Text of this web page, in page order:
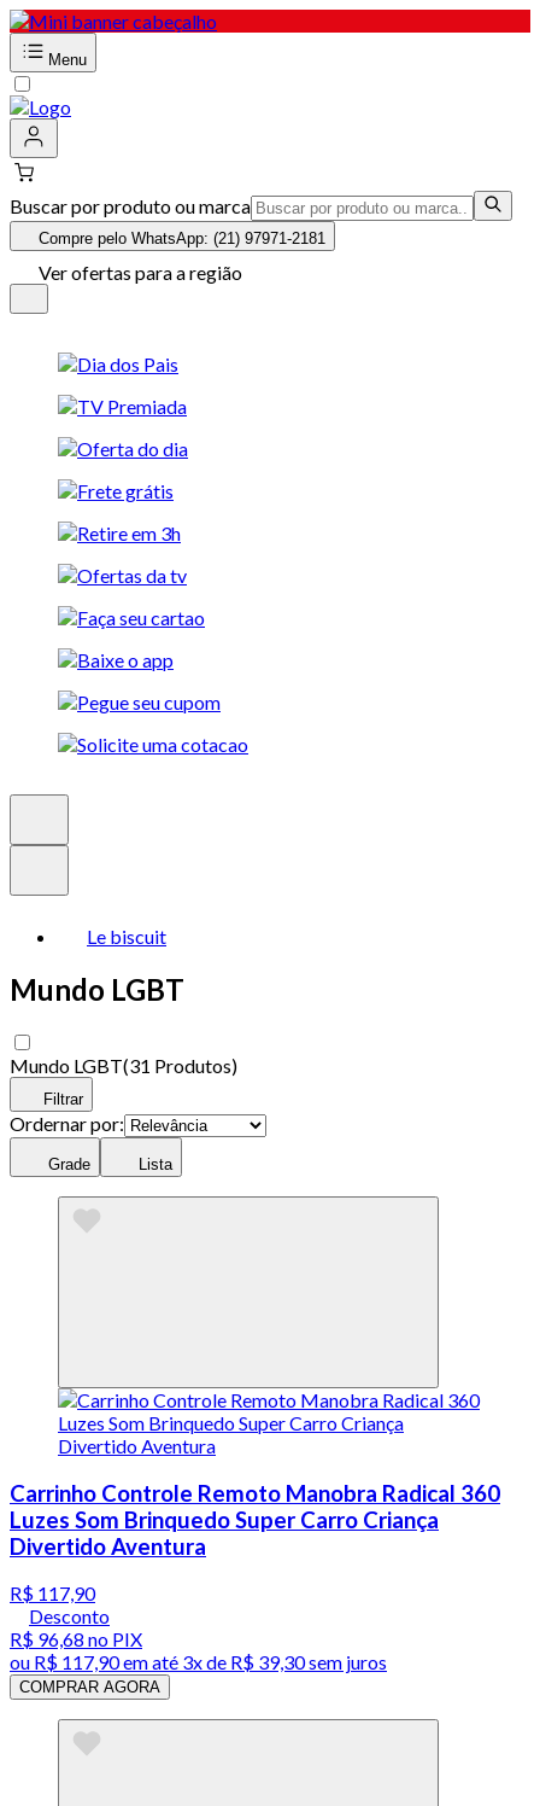
Menu
Buscar por produto ou marca
Compre pelo WhatsApp: (21) 97971-2181
Ver ofertas para a região
Le biscuit
Mundo LGBT
Mundo LGBT(31 Produtos)
Filtrar
Ordernar por:
Grade Lista
Carrinho Controle Remoto Manobra Radical 360
Luzes Som Brinquedo Super Carro Criança
Divertido Aventura
R$ 117,90
Desconto
R$ 96,68 no PIX
ou R$ 117,90em até 3x de R$ 39,30 sem juros
COMPRAR AGORA